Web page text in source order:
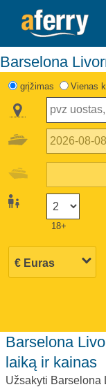
Barselona
grįžimas Vienas
18+
Barselona Livorno keltų. Palyginkite Keltai,
laiką ir kainas
Užsakyti Barselona